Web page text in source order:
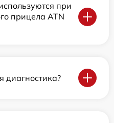
при
прицела ATN
диагностика?